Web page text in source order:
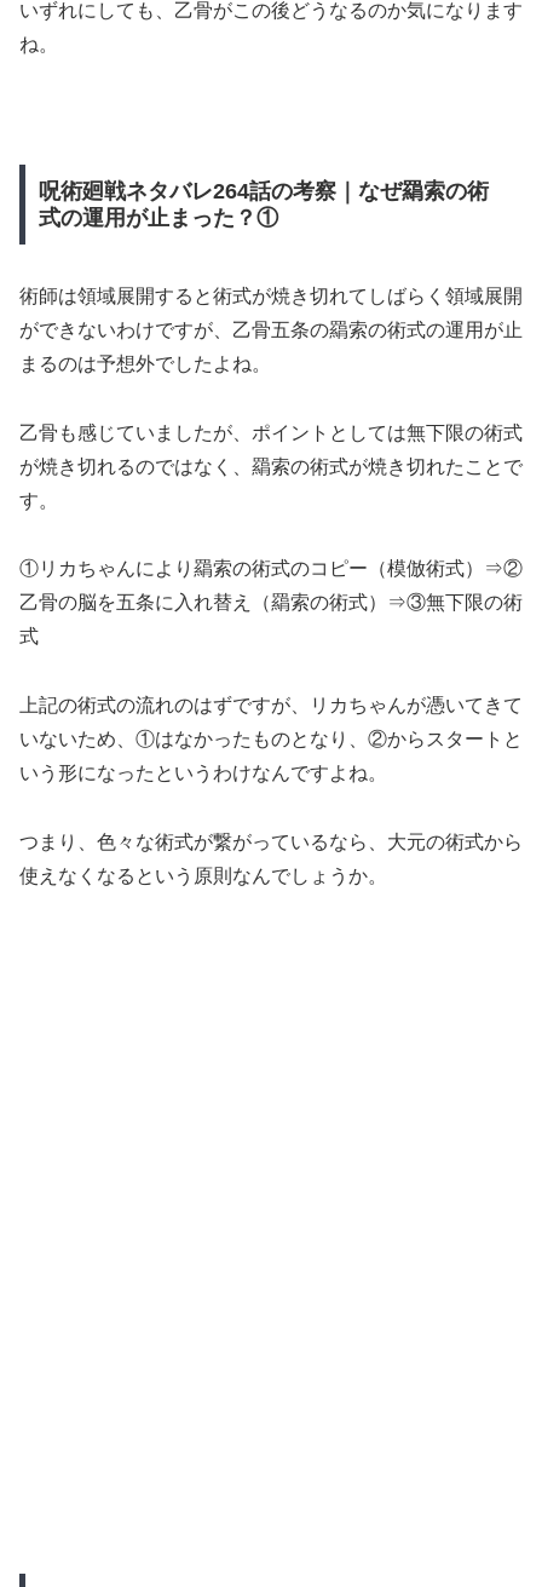
いずれにしても、乙骨がこの後どうなるのか気になります
ね。
呪術廻戦ネタバレ264話の考察｜なぜ羂索の術
式の運用が止まった？①
術師は領域展開すると術式が焼き切れてしばらく領域展開
ができないわけですが、乙骨五条の羂索の術式の運用が止
まるのは予想外でしたよね。
乙骨も感じていましたが、ポイントとしては無下限の術式
が焼き切れるのではなく、羂索の術式が焼き切れたことで
す。
①リカちゃんにより羂索の術式のコピー（模倣術式）⇒②
乙骨の脳を五条に入れ替え（羂索の術式）⇒③無下限の術
式
上記の術式の流れのはずですが、リカちゃんが憑いてきて
いないため、①はなかったものとなり、②からスタートと
いう形になったというわけなんですよね。
つまり、色々な術式が繋がっているなら、大元の術式から
使えなくなるという原則なんでしょうか。